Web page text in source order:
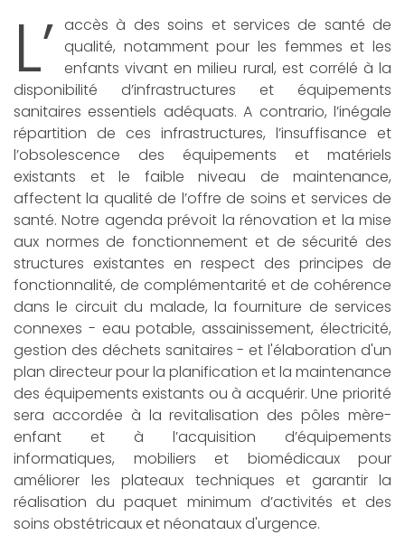
L’ accès à des soins et services de santé de
qualité, notamment pour les femmes et les
enfants vivant en milieu rural, est corrélé à la
disponibilité d’infrastructures et équipements
sanitaires essentiels adéquats. A contrario, l’inégale
répartition de ces infrastructures, l’insuffisance et
l’obsolescence des équipements et matériels
existants et le faible niveau de maintenance,
affectent la qualité de l’offre de soins et services de
santé. Notre agenda prévoit la rénovation et la mise
aux normes de fonctionnement et de sécurité des
structures existantes en respect des principes de
fonctionnalité, de complémentarité et de cohérence
dans le circuit du malade, la fourniture de services
connexes - eau potable, assainissement, électricité,
gestion des déchets sanitaires - et l'élaboration d'un
plan directeur pour la planification et la maintenance
des équipements existants ou à acquérir. Une priorité
sera accordée à la revitalisation des pôles mère-
enfant et à l’acquisition d’équipements
informatiques, mobiliers et biomédicaux pour
améliorer les plateaux techniques et garantir la
réalisation du paquet minimum d’activités et des
soins obstétricaux et néonataux d'urgence.